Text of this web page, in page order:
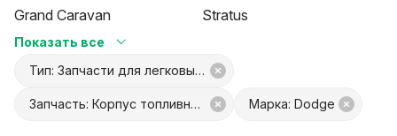
Grand Caravan
Stratus
Показать все
Тип: Запчасти для легковых авто
Запчасть: Корпус топливного фильтра Марка: Dodge